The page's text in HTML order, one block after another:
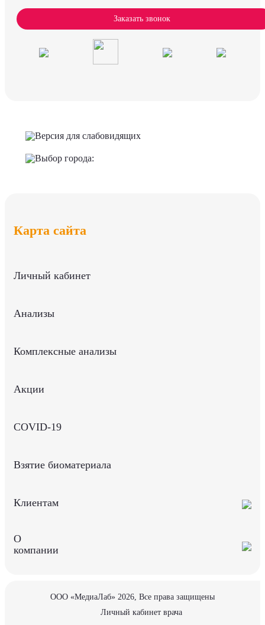
Заказать звонок
Версия для слабовидящих
Выбор города:
Карта сайта
Личный кабинет
Анализы
Комплексные анализы
Акции
COVID-19
Взятие биоматериала
Клиентам
О
компании
ООО «МедиаЛаб» 2026, Все права защищены
Личный кабинет врача